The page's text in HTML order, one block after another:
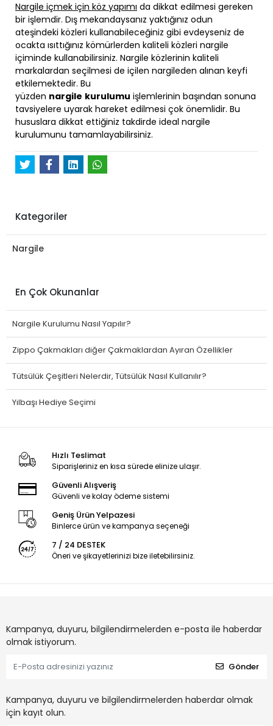
Nargile içmek için köz yapımı da dikkat edilmesi gereken
bir işlemdir. Dış mekandaysanız yaktığınız odun
ateşindeki közleri kullanabileceğiniz gibi evdeyseniz de
ocakta ısıttığınız kömürlerden kaliteli közleri nargile
içiminde kullanabilirsiniz. Nargile közlerinin kaliteli
markalardan seçilmesi de içilen nargileden alınan keyfi
etkilemektedir. Bu
yüzden nargile kurulumu işlemlerinin başından sonuna
tavsiyelere uyarak hareket edilmesi çok önemlidir. Bu
hususlara dikkat ettiğiniz takdirde ideal nargile
kurulumunu tamamlayabilirsiniz.
Kategoriler
Nargile
En Çok Okunanlar
Nargile Kurulumu Nasıl Yapılır?
Zippo Çakmakları diğer Çakmaklardan Ayıran Özellikler
Tütsülük Çeşitleri Nelerdir, Tütsülük Nasıl Kullanılır?
Yılbaşı Hediye Seçimi
Hızlı Teslimat
Siparişleriniz en kısa sürede elinize ulaşır.
Güvenli Alışveriş
Güvenli ve kolay ödeme sistemi
Geniş Ürün Yelpazesi
Binlerce ürün ve kampanya seçeneği
7 / 24 DESTEK
Öneri ve şikayetlerinizi bize iletebilirsiniz.
Kampanya, duyuru, bilgilendirmelerden e-posta ile haberdar
olmak istiyorum.
Gönder
Kampanya, duyuru ve bilgilendirmelerden haberdar olmak
için kayıt olun.